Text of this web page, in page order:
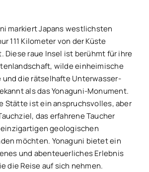
markiert Japans westlichsten
111 Kilometer von der Küste
Diese raue Insel ist berühmt für ihre
wilde einheimische
und die rätselhafte Unterwasser-
als das Yonaguni-Monument.
Stätte ist ein anspruchsvolles, aber
das erfahrene Taucher
geologischen
möchten. Yonaguni bietet ein
und abenteuerliches Erlebnis
die Reise auf sich nehmen.